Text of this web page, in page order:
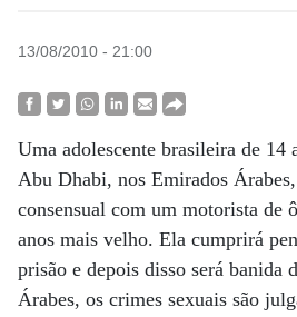
13/08/2010 - 21:00
Uma adolescente brasileira de 14
Abu Dhabi, nos Emirados
consensual com um motorista de
anos mais velho. Ela cumprirá
prisão e depois disso será banida
Árabes, os crimes sexuais são